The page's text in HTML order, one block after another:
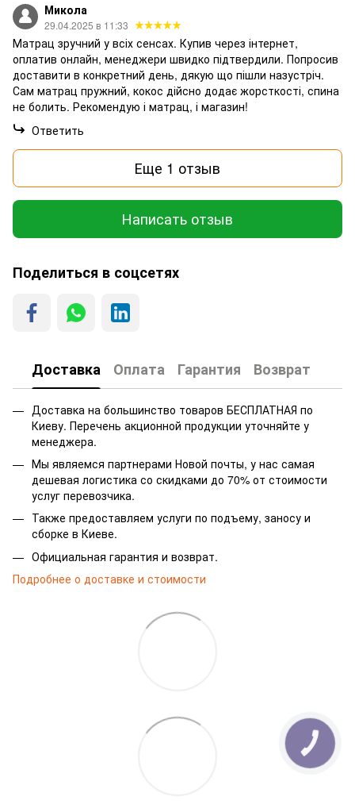
Микола
29.04.2025 в 11:33
Матрац зручний у всіх сенсах. Купив через інтернет,
оплатив онлайн, менеджери швидко підтвердили. Попросив
доставити в конкретний день, дякую що пішли назустріч.
Сам матрац пружний, кокос дійсно додає жорсткості, спина
не болить. Рекомендую і матрац, і магазин!
Ответить
Еще 1 отзыв
Написать отзыв
Поделиться в соцсетях
Доставка Оплата Гарантия Возврат
Доставка на большинство товаров БЕСПЛАТНАЯ по
Киеву. Перечень акционной продукции уточняйте у
менеджера.
Мы являемся партнерами Новой почты, у нас самая
дешевая логистика со скидками до 70% от стоимости
услуг перевозчика.
Также предоставляем услуги по подъему, заносу и
сборке в Киеве.
Официальная гарантия и возврат.
Подробнее о доставке и стоимости